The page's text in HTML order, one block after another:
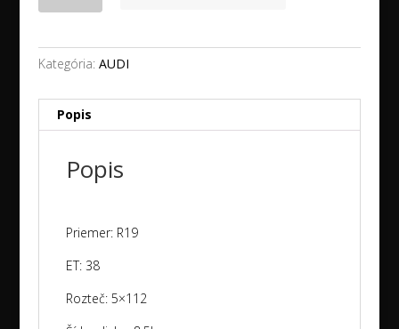
Q3
255/45R19
CONTINENTAL
dot2025
Kategória: AUDI
Popis
Popis
Priemer: R19
ET: 38
Rozteč: 5×112